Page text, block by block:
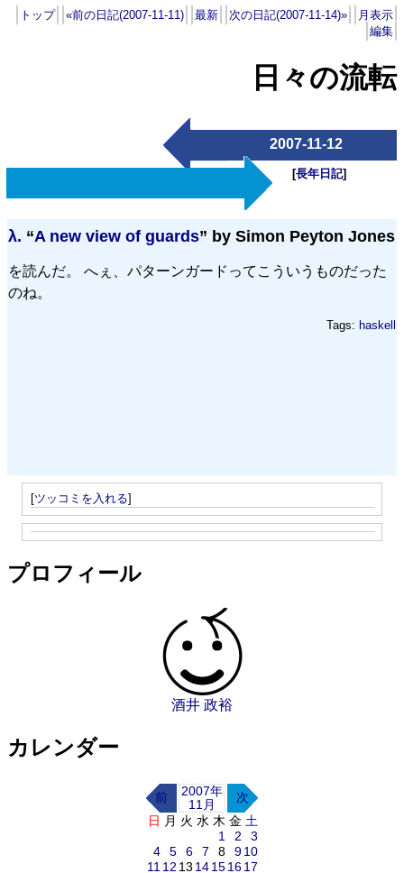
トップ «前の日記(2007-11-11) 最新 次の日記(2007-11-14)»
月表示
編集
日々の流転
2007-11-12
[長年日記]
λ. “A new view of guards” by Simon Peyton Jones
を読んだ。 へぇ、パターンガードってこういうものだった
のね。
Tags: haskell
[ツッコミを入れる]
プロフィール
酒井 政裕
カレンダー
前
2007年
11月
次
日 月 火 水 木 金 土
1
2
3
4
5 6 7 8 910
11 12 13 14151617